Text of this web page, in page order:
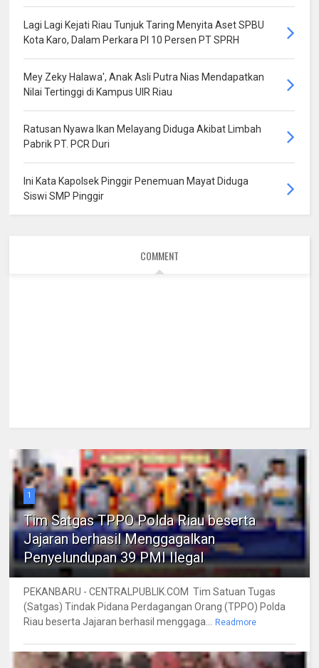
Lagi Lagi Kejati Riau Tunjuk Taring Menyita Aset SPBU
Kota Karo, Dalam Perkara PI 10 Persen PT SPRH
Mey Zeky Halawa', Anak Asli Putra Nias Mendapatkan
Nilai Tertinggi di Kampus UIR Riau
Ratusan Nyawa Ikan Melayang Diduga Akibat Limbah
Pabrik PT. PCR Duri
Ini Kata Kapolsek Pinggir Penemuan Mayat Diduga
Siswi SMP Pinggir
COMMENT
1
Tim Satgas TPPO Polda Riau beserta
Jajaran berhasil Menggagalkan
Penyelundupan 39 PMI Ilegal
PEKANBARU - CENTRALPUBLIK.COM Tim Satuan Tugas
(Satgas) Tindak Pidana Perdagangan Orang (TPPO) Polda
Riau beserta Jajaran berhasil menggaga... Readmore